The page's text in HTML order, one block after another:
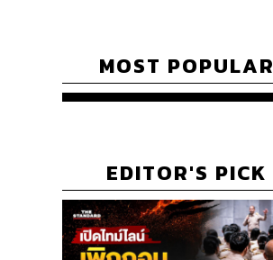
MOST POPULAR
EDITOR'S PICK